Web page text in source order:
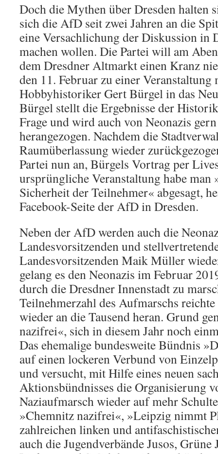
Doch die Mythen über Dresden halten
sich die AfD seit zwei Jahren an die
eine Versachlichung der Diskussion in
machen wollen. Die Partei will am
dem Dresdner Altmarkt einen Kranz
den 11. Februar zu einer Veranstaltung
Hobbyhistoriker Gert Bürgel in das
Bürgel stellt die Ergebnisse der
Frage und wird auch von Neonazis
herangezogen. Nachdem die
Raumüberlassung wieder
Partei nun an, Bürgels Vortrag per
ursprüngliche Veranstaltung habe man
Sicherheit der Teilnehmer« abgesagt,
Facebook-Seite der AfD in Dresden.
Neben der AfD werden auch die
Landesvorsitzenden und
Landesvorsitzenden Maik Müller
gelang es den Neonazis im Februar
durch die Dresdner Innenstadt zu
Teilnehmerzahl des Aufmarschs
wieder an die Tausend heran. Grund
nazifrei«, sich in diesem Jahr noch
Das ehemalige bundesweite Bündnis
auf einen lockeren Verbund von
und versucht, mit Hilfe eines neuen
Aktionsbündnisses die Organisierung
Naziaufmarsch wieder auf mehr
»Chemnitz nazifrei«, »Leipzig nimmt
zahlreichen linken und
auch die Jugendverbände Jusos, Grüne